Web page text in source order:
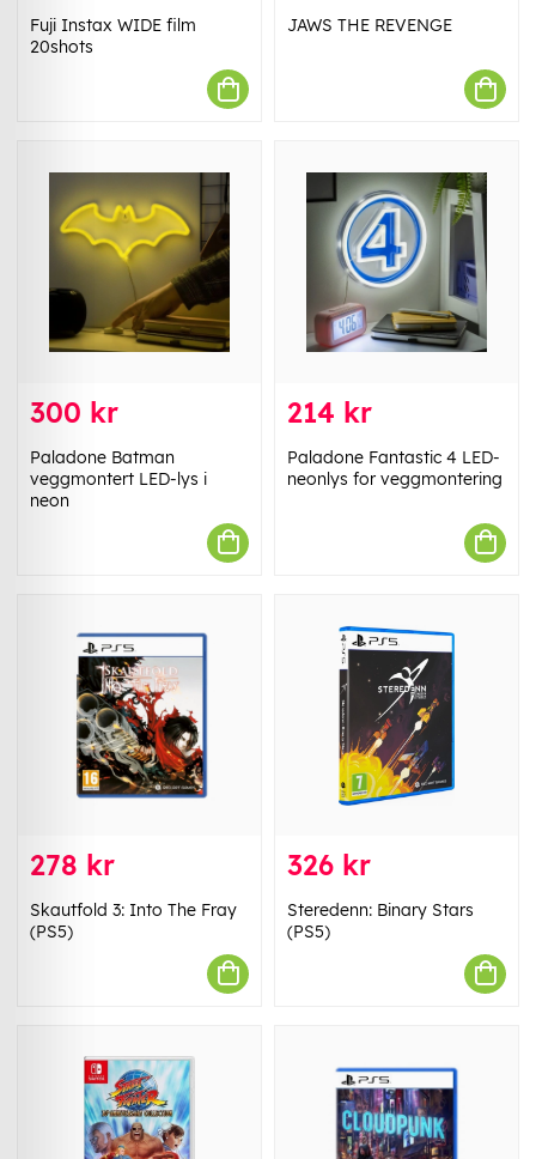
Fuji Instax WIDE film
20shots
JAWS THE REVENGE
300 kr
Paladone Batman
veggmontert LED-lys i
neon
214 kr
Paladone Fantastic 4 LED-
neonlys for veggmontering
278 kr
Skautfold 3: Into The Fray
(PS5)
326 kr
Steredenn: Binary Stars
(PS5)